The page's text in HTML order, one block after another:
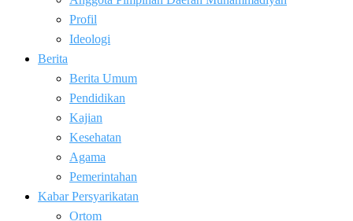
Profil
Ideologi
Berita
Berita Umum
Pendidikan
Kajian
Kesehatan
Agama
Pemerintahan
Kabar Persyarikatan
Ortom